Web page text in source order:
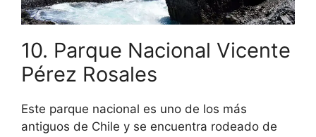
10. Parque Nacional Vicente
Pérez Rosales
Este parque nacional es uno de los más
antiguos de Chile y se encuentra rodeado de